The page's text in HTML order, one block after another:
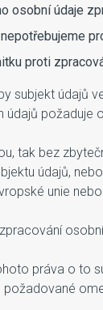
osobní údaje
proti
subjekt údajů
požaduje
tak bez
údajů,
unie
práva o to